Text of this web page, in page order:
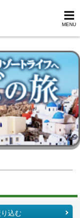
MENU
込む